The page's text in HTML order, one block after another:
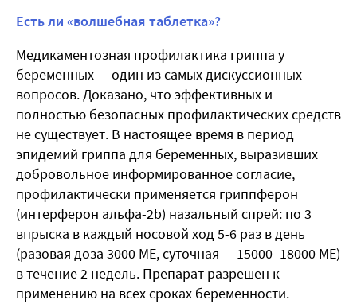
Есть ли «волшебная таблетка»?
Медикаментозная профилактика гриппа у
беременных — один из самых дискуссионных
вопросов. Доказано, что эффективных и
полностью безопасных профилактических средств
не существует. В настоящее время в период
эпидемий гриппа для беременных, выразивших
добровольное информированное согласие,
профилактически применяется гриппферон
(интерферон альфа-2b) назальный спрей: по 3
впрыска в каждый носовой ход 5-6 раз в день
(разовая доза 3000 МЕ, суточная — 15000–18000 МЕ)
в течение 2 недель. Препарат разрешен к
применению на всех сроках беременности.